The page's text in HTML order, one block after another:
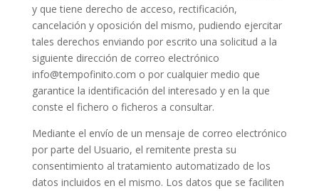
y que tiene derecho de acceso, rectificación,
cancelación y oposición del mismo, pudiendo ejercitar
tales derechos enviando por escrito una solicitud a la
siguiente dirección de correo electrónico
info@tempofinito.com o por cualquier medio que
garantice la identificación del interesado y en la que
conste el fichero o ficheros a consultar.
Mediante el envío de un mensaje de correo electrónico
por parte del Usuario, el remitente presta su
consentimiento al tratamiento automatizado de los
datos incluidos en el mismo. Los datos que se faciliten